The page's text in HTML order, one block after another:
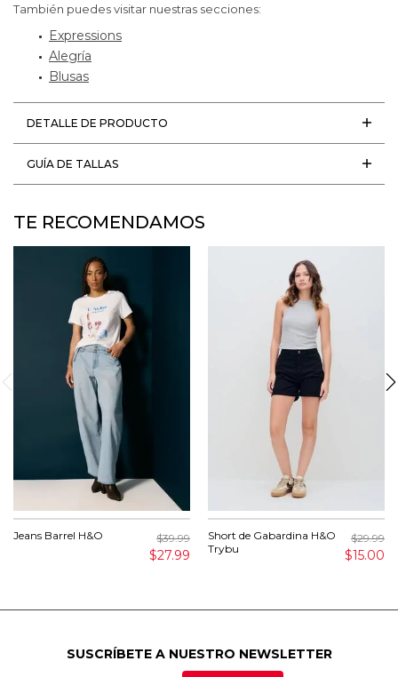
También puedes visitar nuestras secciones:
Expressions
Alegría
Blusas
DETALLE DE PRODUCTO
GUÍA DE TALLAS
TE RECOMENDAMOS
Jeans Barrel H&O $39.99
$27.99
Short de Gabardina H&O
Trybu
$29.99
$15.00
SUSCRÍBETE A NUESTRO NEWSLETTER